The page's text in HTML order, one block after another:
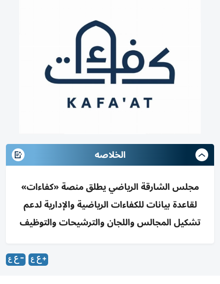
الخلاصه
مجلس الشارقة الرياضي يطلق منصة «كفاءات»
لقاعدة بيانات للكفاءات الرياضية والإدارية لدعم
تشكيل المجالس واللجان والترشيحات والتوظيف